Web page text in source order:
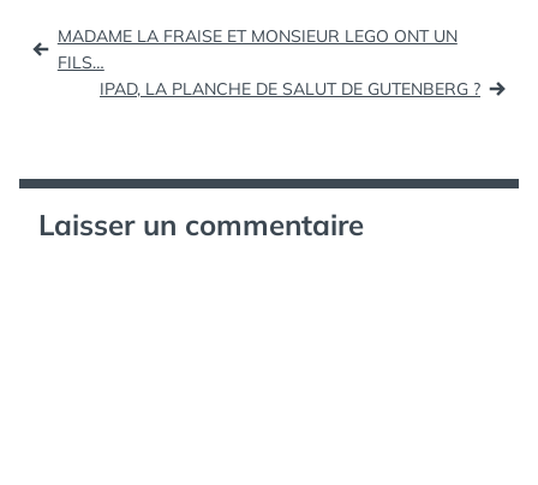
Navigation
de
l’article
MADAME LA FRAISE ET MONSIEUR LEGO ONT UN
FILS…
IPAD, LA PLANCHE DE SALUT DE GUTENBERG ?
Laisser un commentaire